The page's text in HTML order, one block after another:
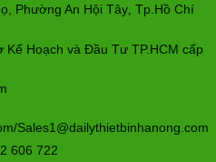
Phường An Hội Tây Tp.Hồ Chí
Kế Hoạch và Đầu Tư TP.HCM cấp
Sales1@dailythietbinhanong.com
606 722